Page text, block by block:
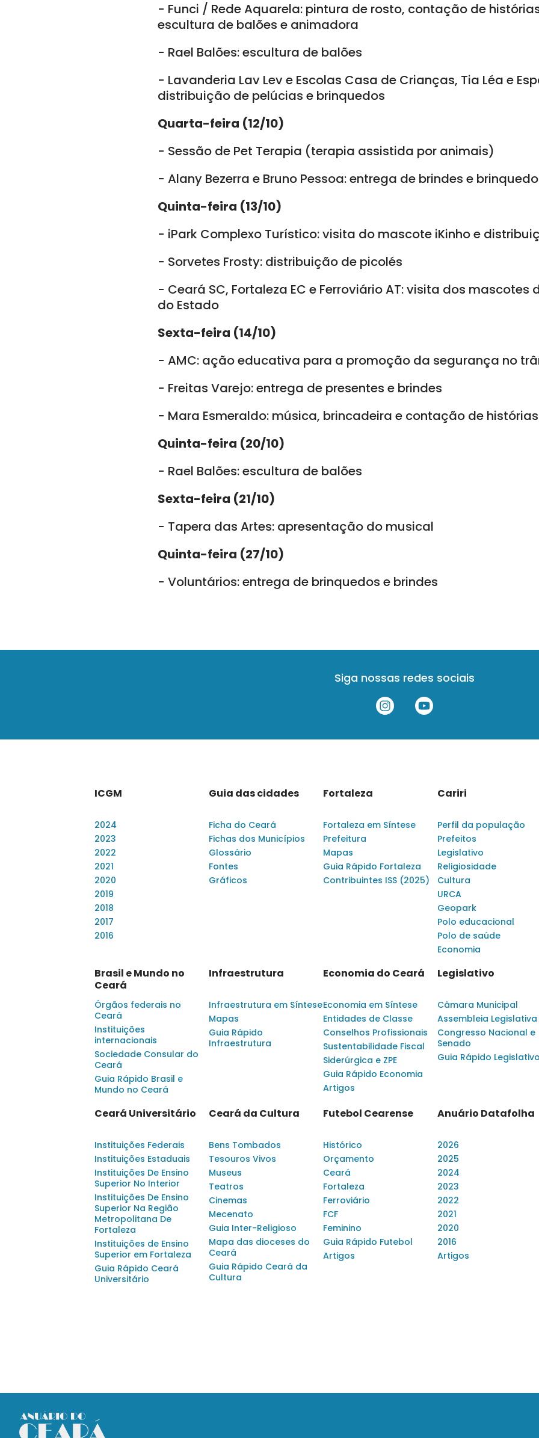
- Funci / Rede Aquarela: pintura de rosto, contação de
escultura de balões e animadora
- Rael Balões: escultura de balões
- Lavanderia Lav Lev e Escolas Casa de Crianças, Tia Léa e
distribuição de pelúcias e brinquedos
Quarta-feira (12/10)
- Sessão de Pet Terapia (terapia assistida por animais)
- Alany Bezerra e Bruno Pessoa: entrega de brindes e
Quinta-feira (13/10)
- iPark Complexo Turístico: visita do mascote iKinho e
- Sorvetes Frosty: distribuição de picolés
- Ceará SC, Fortaleza EC e Ferroviário AT: visita dos mascotes
do Estado
Sexta-feira (14/10)
- AMC: ação educativa para a promoção da segurança no
- Freitas Varejo: entrega de presentes e brindes
- Mara Esmeraldo: música, brincadeira e contação de histórias
Quinta-feira (20/10)
- Rael Balões: escultura de balões
Sexta-feira (21/10)
- Tapera das Artes: apresentação do musical
Quinta-feira (27/10)
- Voluntários: entrega de brinquedos e brindes
Siga nossas redes sociais
ICGM
2024
2023
2022
2021
2020
2019
2018
2017
2016
Guia das cidades
Ficha do Ceará
Fichas dos Municípios
Glossário
Fontes
Gráficos
Fortaleza
Fortaleza em Síntese
Prefeitura
Mapas
Guia Rápido Fortaleza
Contribuintes ISS (2025)
Cariri
Perfil da população
Prefeitos
Legislativo
Religiosidade
Cultura
URCA
Geopark
Polo educacional
Polo de saúde
Economia
Brasil e Mundo no
Ceará
Órgãos federais no
Ceará
Instituições
internacionais
Sociedade Consular do
Ceará
Guia Rápido Brasil e
Mundo no Ceará
Infraestrutura
Infraestrutura em Síntese
Mapas
Guia Rápido
Infraestrutura
Economia do Ceará
Economia em Síntese
Entidades de Classe
Conselhos Profissionais
Sustentabilidade Fiscal
Siderúrgica e ZPE
Guia Rápido Economia
Artigos
Legislativo
Câmara Municipal
Assembleia Legislativa
Congresso Nacional e
Senado
Guia Rápido Legislativo
Ceará Universitário
Instituições Federais
Instituições Estaduais
Instituições De Ensino
Superior No Interior
Instituições De Ensino
Superior Na Região
Metropolitana De
Fortaleza
Instituições de Ensino
Superior em Fortaleza
Guia Rápido Ceará
Universitário
Ceará da Cultura
Bens Tombados
Tesouros Vivos
Museus
Teatros
Cinemas
Mecenato
Guia Inter-Religioso
Mapa das dioceses do
Ceará
Guia Rápido Ceará da
Cultura
Futebol Cearense
Histórico
Orçamento
Ceará
Fortaleza
Ferroviário
FCF
Feminino
Guia Rápido Futebol
Artigos
Anuário Datafolha
2026
2025
2024
2023
2022
2021
2020
2016
Artigos